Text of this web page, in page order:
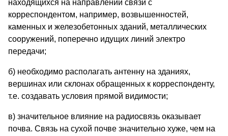
находящихся на направлении связи с
корреспондентом, например, возвышенностей,
каменных и железобетонных зданий, металлических
сооружений, поперечно идущих линий электро
передачи;
б) необходимо располагать антенну на зданиях,
вершинах или склонах обращенных к корреспонденту,
т.е. создавать условия прямой видимости;
в) значительное влияние на радиосвязь оказывает
почва. Связь на сухой почве значительно хуже, чем на